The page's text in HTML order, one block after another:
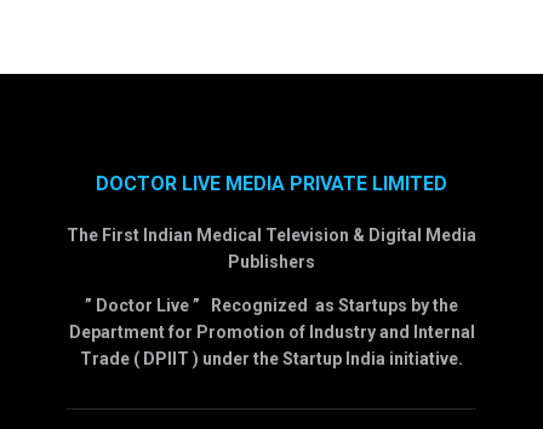
DOCTOR LIVE MEDIA PRIVATE LIMITED
The First Indian Medical Television & Digital Media
Publishers
” Doctor Live ” Recognized as Startups by the
Department for Promotion of Industry and Internal
Trade ( DPIIT ) under the Startup India initiative.